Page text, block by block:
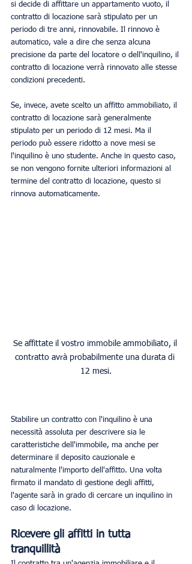
si decide di affittare un appartamento vuoto, il
contratto di locazione sarà stipulato per un
periodo di tre anni, rinnovabile. Il rinnovo è
automatico, vale a dire che senza alcuna
precisione da parte del locatore o dell'inquilino, il
contratto di locazione verrà rinnovato alle stesse
condizioni precedenti.
Se, invece, avete scelto un affitto ammobiliato, il
contratto di locazione sarà generalmente
stipulato per un periodo di 12 mesi. Ma il
periodo può essere ridotto a nove mesi se
l'inquilino è uno studente. Anche in questo caso,
se non vengono fornite ulteriori informazioni al
termine del contratto di locazione, questo si
rinnova automaticamente.
Se affittate il vostro immobile ammobiliato, il
contratto avrà probabilmente una durata di
12 mesi.
Stabilire un contratto con l'inquilino è una
necessità assoluta per descrivere sia le
caratteristiche dell'immobile, ma anche per
determinare il deposito cauzionale e
naturalmente l'importo dell'affitto. Una volta
firmato il mandato di gestione degli affitti,
l'agente sarà in grado di cercare un inquilino in
caso di locazione.
Ricevere gli affitti in tutta
tranquillità